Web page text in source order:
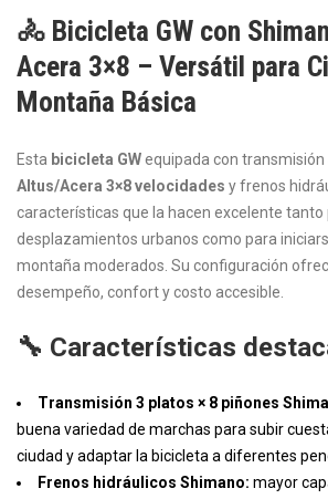
🚴 Bicicleta GW con
Acera 3×8 – Versátil para
Montaña Básica
Esta bicicleta GWequipada con transmisión
Altus/Acera 3×8 velocidades y frenos
características que la hacen excelente tanto
desplazamientos urbanos como para
montaña moderados. Su configuración
desempeño, confort y costo accesible.
🔧 Características
Transmisión 3 platos × 8 piñones
buena variedad de marchas para subir
ciudad y adaptar la bicicleta a diferentes
Frenos hidráulicos Shimano: mayor